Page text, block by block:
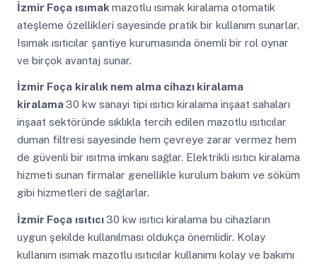
İzmir Foça ısımak mazotlu ısımak kiralama otomatik
ateşleme özellikleri sayesinde pratik bir kullanım sunarlar.
Isımak ısıtıcılar şantiye kurumasında önemli bir rol oynar
ve birçok avantaj sunar.
İzmir Foça kiralık nem alma cihazı kiralama
kiralama30 kw sanayi tipi ısıtıcı kiralama inşaat sahaları
inşaat sektöründe sıklıkla tercih edilen mazotlu ısıtıcılar
duman filtresi sayesinde hem çevreye zarar vermez hem
de güvenli bir ısıtma imkanı sağlar. Elektrikli ısıtıcı kiralama
hizmeti sunan firmalar genellikle kurulum bakım ve söküm
gibi hizmetleri de sağlarlar.
İzmir Foça ısıtıcı30 kw ısıtıcı kiralama bu cihazların
uygun şekilde kullanılması oldukça önemlidir. Kolay
kullanım ısımak mazotlu ısıtıcılar kullanımı kolay ve bakımı